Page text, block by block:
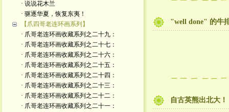
· 说说花木兰
· 驱逐华夏，恢复东夷！
【爪四哥老连环画系列】
· 爪哥老连环画收藏系列之二十九：
· 爪哥老连环画收藏系列之二十七：
· 爪哥老连环画收藏系列之二十六：
· 爪哥老连环画收藏系列之二十五：
· 爪哥老连环画收藏系列之二十四：
· 爪哥老连环画收藏系列之二十三：
· 爪哥老连环画收藏系列之二十二：
· 爪哥老连环画收藏系列之二十一：
"well done" 的牛
自古英熊出北大！